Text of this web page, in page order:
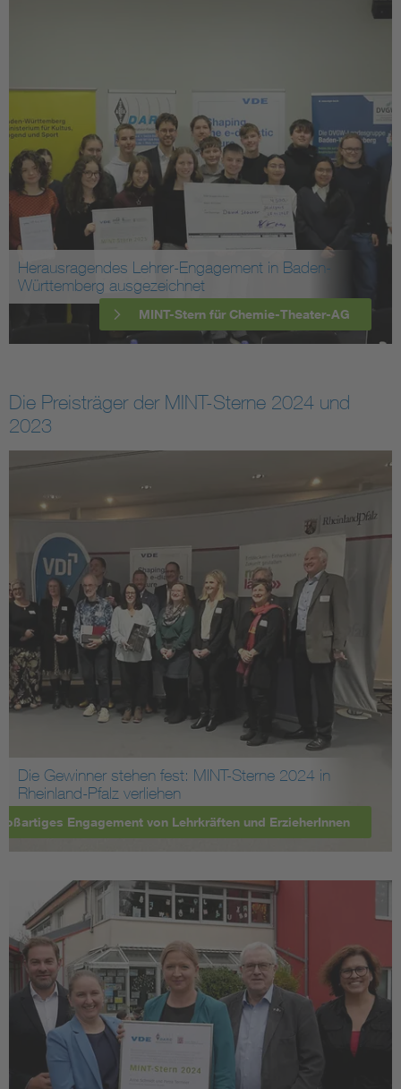
Herausragendes Lehrer-Engagement in Baden-
Württemberg ausgezeichnet
MINT-Stern für Chemie-Theater-AG
Die Preisträger der MINT-Sterne 2024 und
2023
Die Gewinner stehen fest: MINT-Sterne 2024 in
Rheinland-Pfalz verliehen
Engagement von Lehrkräften und ErzieherInnen